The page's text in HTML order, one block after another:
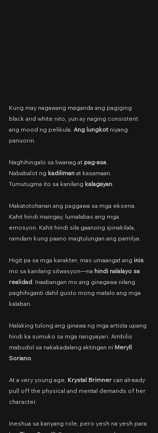
Kung may nagawang maganda ang pagiging
black and white nito, yun ay naging consistent
ang mood ng pelikula. Ang lungkot niyang
panuorin.
Naghihingalo sa liwanag at pag-asa.
Nababalot ng kadiliman at kasamaan.
Tumutugma ito sa kanilang kalagayan.
Makatotohanan ang paggawa sa mga eksena.
Kahit hindi maingay, lumalabas ang mga
emosyon. Kahit hindi sila gaanong ipinakilala,
ramdam kung paano magtulungan ang pamilya.
Higit pa sa mga karakter, mas umaangat ang inis
mo sa kanilang sitwasyon—na hindi nalalayo sa
realidad. Inaabangan mo ang ginagawa nilang
paghihiganti dahil gusto mong matalo ang mga
kalaban.
Malaking tulong ang ginawa ng mga artista upang
hindi ka sumuko sa mga nangyayari. Ambilis
mabudol sa nakakadalang aktingan ni Meryll
Soriano.
At a very young age, Krystal Brimner can already
pull off the physical and mental demands of her
character.
Ineshua sa kanyang role, pero yesh na yesh para